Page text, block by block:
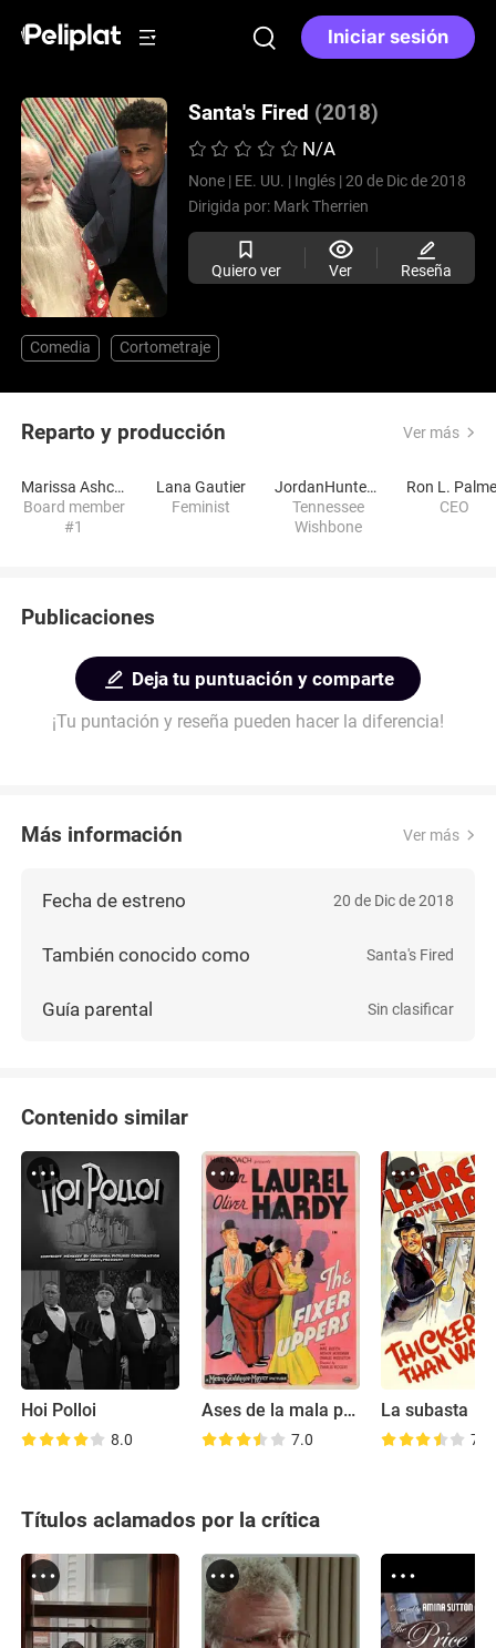
Iniciar sesión
Santa's Fired (2018)
N/A
None | EE. UU. | Inglés | 20 de Dic de 2018
Dirigida por: Mark Therrien
Quiero ver Ver Reseña
Comedia Cortometraje
Reparto y producción Ver más
Marissa Ashcraft
Board member
#1
Lana Gautier
Feminist
JordanHunter23
Tennessee
Wishbone
Ron L.
CEO
Publicaciones
Deja tu puntuación y comparte
¡Tu puntación y reseña pueden hacer la diferencia!
Más información Ver más
Fecha de estreno 20 de Dic de 2018
También conocido como Santa's Fired
Guía parental Sin clasificar
Contenido similar
Hoi Polloi
8.0
Ases de la mala pata
7.0
La subasta
7.3
Títulos aclamados por la crítica